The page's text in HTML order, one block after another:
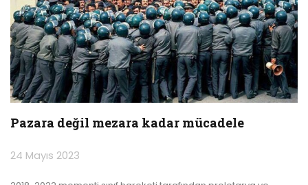
Pazara değil mezara kadar mücadele
24 Mayıs 2023